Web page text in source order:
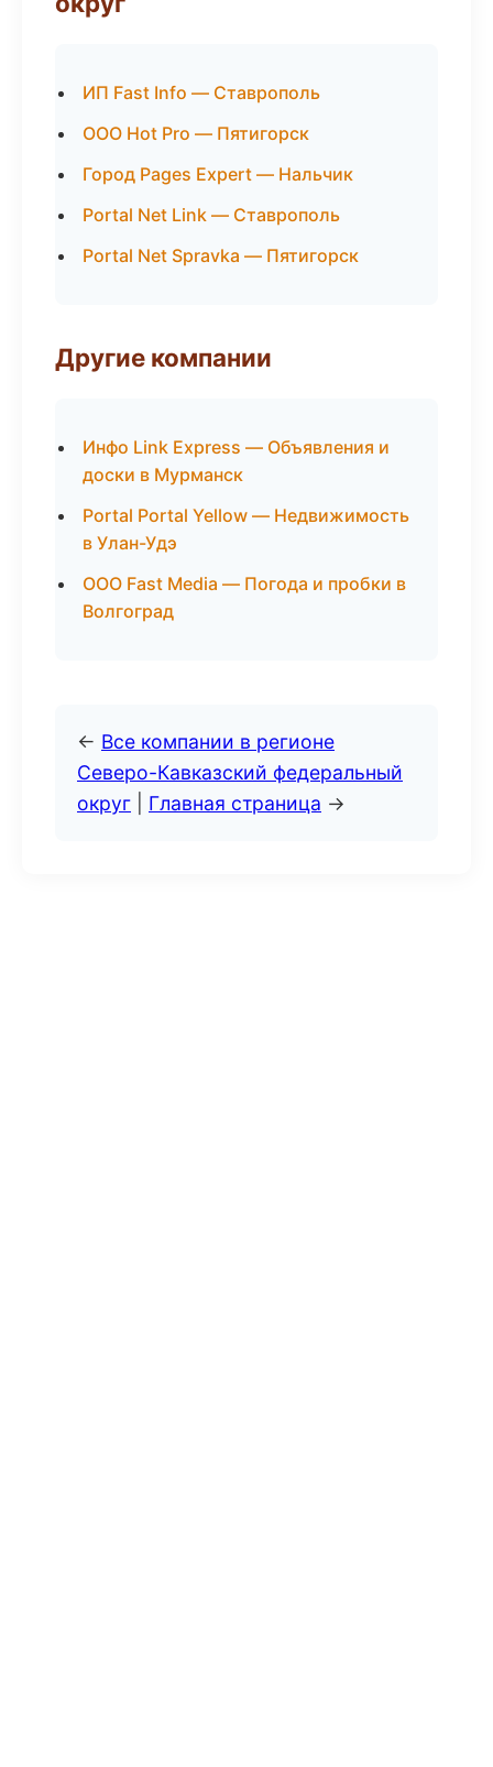
ИП Fast Info — Ставрополь
ООО Hot Pro — Пятигорск
Город Pages Expert — Нальчик
Portal Net Link — Ставрополь
Portal Net Spravka — Пятигорск
Другие компании
Инфо Link Express — Объявления и
доски в Мурманск
Portal Portal Yellow — Недвижимость
в Улан-Удэ
ООО Fast Media — Погода и пробки в
Волгоград
← Все компании в регионе
Северо-Кавказский федеральный
округ
Главная страница →